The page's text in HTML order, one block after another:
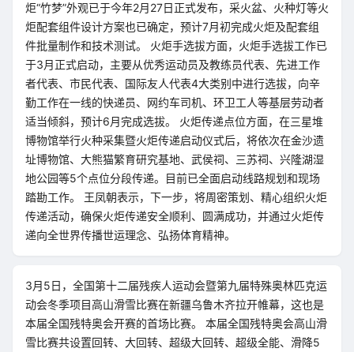
炬“竹梦”外观已于今年2月27日正式发布，采火盆、火种灯等火
炬配套组件设计方案也已确定，预计7月初完成火炬及配套组
件批量制作和技术测试。 火炬手选拔方面，火炬手选拔工作已
于3月正式启动，主要从优秀运动员及教练员代表、先进工作
者代表、市民代表、国际友人代表4大类别中进行选拔，向辛
勤工作在一线的快递员、网约车司机、环卫工人等基层劳动者
适当倾斜，预计6月完成选拔。 火炬传递点位方面，在三星堆
博物馆举行火种采集暨火炬传递启动仪式后，将依次在金沙遗
址博物馆、大熊猫繁育研究基地、武侯祠、三苏祠、兴隆湖湿
地公园等5个点位分段传递。目前已全面启动线路规划和现场
踏勘工作。 王凤朝表示，下一步，将周密策划、精心组织火炬
传递活动，确保火炬传递安全顺利、圆满成功，并通过火炬传
递向全世界传播世运理念、弘扬体育精神。
3月5日，全国第十二届残疾人运动会暨第九届特殊奥林匹克运
动会冬季项目高山滑雪比赛在新疆乌鲁木齐拉开帷幕，这也是
本届全国残特奥会开赛的首场比赛。 本届全国残特奥会高山滑
雪比赛共设置回转、大回转、超级大回转、超级全能、滑降5